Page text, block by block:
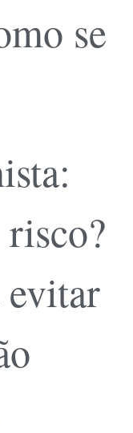
se
risco?
evitar